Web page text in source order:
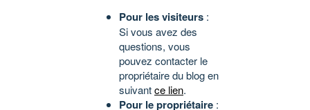
Pour les visiteurs :
Si vous avez des
questions, vous
pouvez contacter le
propriétaire du blog en
suivantce lien.
Pour le propriétaire :